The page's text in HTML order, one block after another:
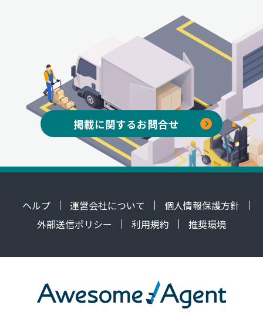
掲載に関するお問合せ
ヘルプ 運営会社について
個人情報保護方針
外部送信ポリシー
利用規約 推奨環境